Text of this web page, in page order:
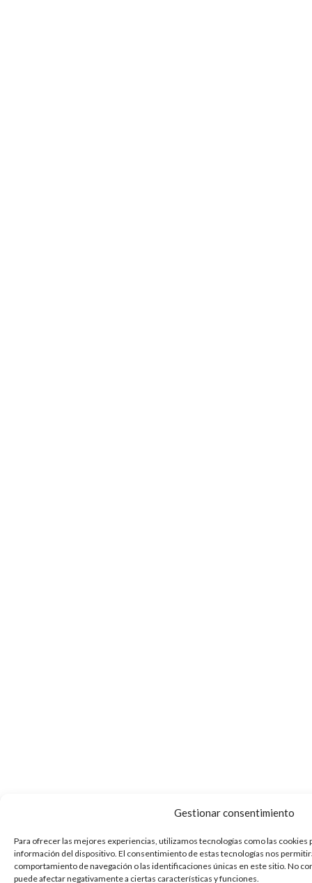
Gestionar consentimiento
Para ofrecer las mejores experiencias, utilizamos tecnologías como las cookies
información del dispositivo. El consentimiento de estas tecnologías nos
comportamiento de navegación o las identificaciones únicas en este sitio. No
puede afectar negativamente a ciertas características y funciones.